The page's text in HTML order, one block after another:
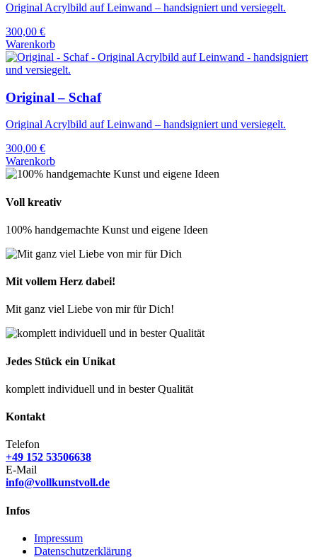
Original Acrylbild auf Leinwand – handsigniert und versiegelt.
300,00 €
Warenkorb
Original – Schaf
Original Acrylbild auf Leinwand – handsigniert und versiegelt.
300,00 €
Warenkorb
Voll kreativ
100% handgemachte Kunst und eigene Ideen
Mit vollem Herz dabei!
Mit ganz viel Liebe von mir für Dich!
Jedes Stück ein Unikat
komplett individuell und in bester Qualität
Kontakt
Telefon
+49 152 53506638
E-Mail
info@vollkunstvoll.de
Infos
Impressum
Datenschutzerklärung